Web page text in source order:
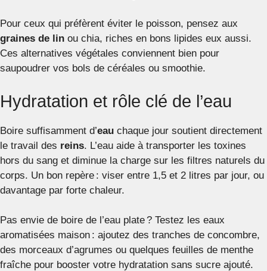
Pour ceux qui préfèrent éviter le poisson, pensez aux
graines de lin ou chia, riches en bons lipides eux aussi.
Ces alternatives végétales conviennent bien pour
saupoudrer vos bols de céréales ou smoothie.
Hydratation et rôle clé de l’eau
Boire suffisamment d’eau chaque jour soutient directement
le travail des reins. L’eau aide à transporter les toxines
hors du sang et diminue la charge sur les filtres naturels du
corps. Un bon repère : viser entre 1,5 et 2 litres par jour, ou
davantage par forte chaleur.
Pas envie de boire de l’eau plate ? Testez les eaux
aromatisées maison : ajoutez des tranches de concombre,
des morceaux d’agrumes ou quelques feuilles de menthe
fraîche pour booster votre hydratation sans sucre ajouté.